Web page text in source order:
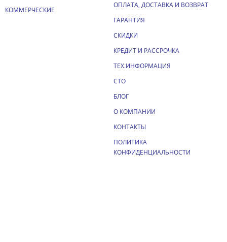
КОММЕРЧЕСКИЕ
ОПЛАТА, ДОСТАВКА И ВОЗВРАТ
ГАРАНТИЯ
СКИДКИ
КРЕДИТ И РАССРОЧКА
ТЕХ.ИНФОРМАЦИЯ
СТО
БЛОГ
О КОМПАНИИ
КОНТАКТЫ
ПОЛИТИКА
КОНФИДЕНЦИАЛЬНОСТИ